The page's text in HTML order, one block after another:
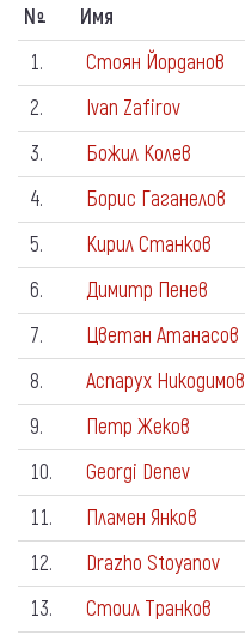
Nº Имя
1.
Стоян Йорданов
2.
Ivan Zafirov
3.
Божил Колев
4.
Борис Гаганелов
5.
Кирил Станков
6.
Димитр Пенев
7.
Цветан Атанасов
8.
Аспарух Никодимов
9.
Петр Жеков
10.
Georgi Denev
11.
Пламен Янков
12.
Drazho Stoyanov
13.
Стоил Транков